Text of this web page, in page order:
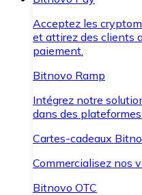
Acceptez les
et attirez des clients
paiement.
Bitnovo Ramp
Intégrez notre
dans des
Cartes-cadeaux
Commercialisez nos
Bitnovo OTC